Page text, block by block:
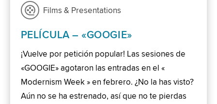
Films & Presentations
PELÍCULA – «GOOGIE»
¡Vuelve por petición popular! Las sesiones de
«GOOGIE» agotaron las entradas en el «
Modernism Week » en febrero. ¿No la has visto?
Aún no se ha estrenado, así que no te pierdas